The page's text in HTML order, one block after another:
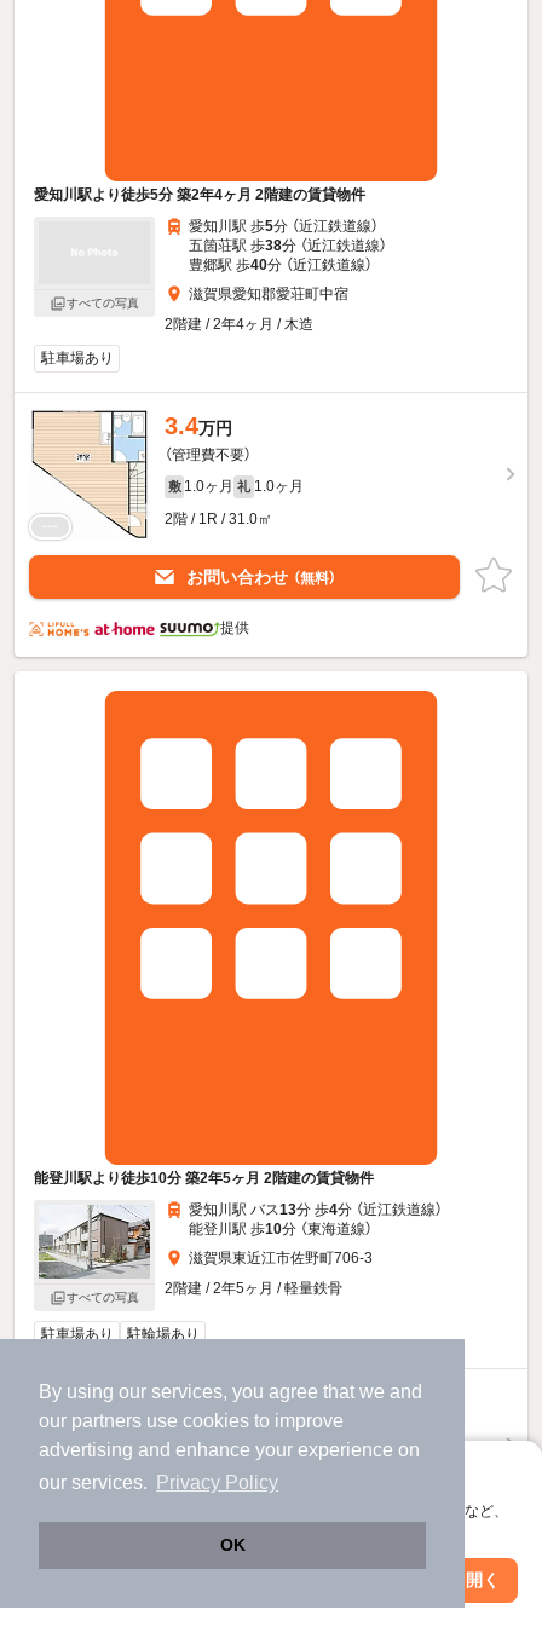
By using our services, you agree that we and
our partners use cookies to improve
advertising and enhance your experience on
our services.
Privacy Policy
OK
アプリに切り替えて、サクサクお部屋探し
会員登録なしですぐ使える。マップ検索やお気に入り保存など、
アプリを開く
愛知川駅より徒歩5分 築2年4ヶ月 2階建の賃貸物件
すべての写真
愛知川駅 歩5分 （近江鉄道線）
五箇荘駅 歩38分 （近江鉄道線）
豊郷駅 歩40分 （近江鉄道線）
滋賀県愛知郡愛荘町中宿
2階建 / 2年4ヶ月 / 木造
駐車場あり
3.4万円
（管理費不要）
敷 1.0ヶ月 礼 1.0ヶ月
2階 / 1R / 31.0㎡
お問い合わせ （無料）
提供
能登川駅より徒歩10分 築2年5ヶ月 2階建の賃貸物件
すべての写真
愛知川駅 バス13分 歩4分 （近江鉄道線）
能登川駅 歩10分 （東海道線）
滋賀県東近江市佐野町706-3
2階建 / 2年5ヶ月 / 軽量鉄骨
駐車場あり 駐輪場あり
7.3万円
（管理費5,000円）
礼
20,000円
1階 / 1LDK / 42.49㎡
お問い合わせ
絞り込み条件を変更